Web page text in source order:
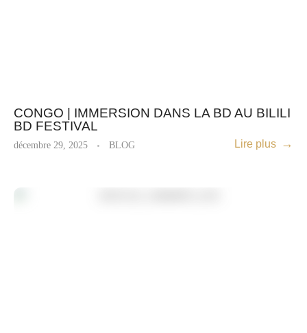
CONGO | IMMERSION DANS LA BD AU BILILI
BD FESTIVAL
décembre 29, 2025 BLOG Lire plus